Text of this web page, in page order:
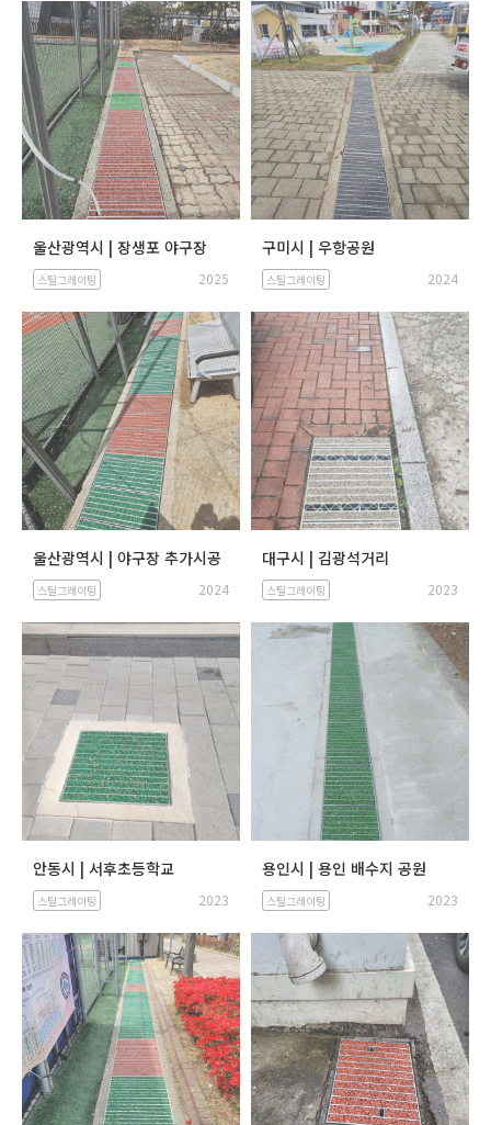
울산광역시 | 장생포 야구장
스틸그레이팅 2025
구미시 | 우항공원
스틸그레이팅 2024
울산광역시 | 야구장 추가시공
스틸그레이팅 2024
대구시 | 김광석거리
스틸그레이팅 2023
안동시 | 서후초등학교
스틸그레이팅 2023
용인시 | 용인 배수지 공원
스틸그레이팅 2023